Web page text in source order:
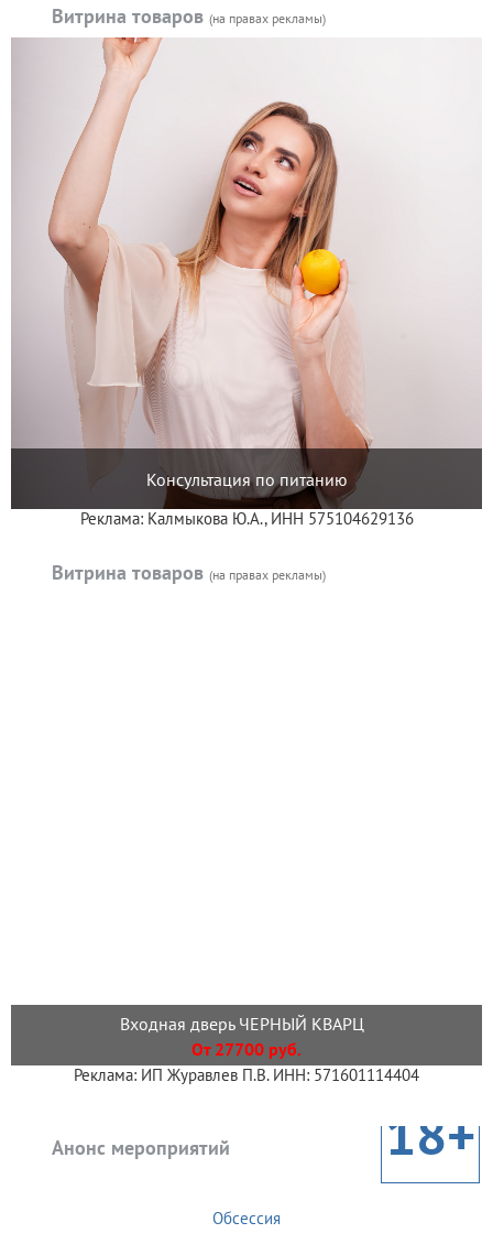
Витрина товаров (на правах рекламы)
Консультация по питанию
Реклама: Калмыкова Ю.А., ИНН 575104629136
Витрина товаров (на правах рекламы)
Входная дверь ЧЕРНЫЙ КВАРЦ
От 27700 руб.
Реклама: ИП Журавлев П.В. ИНН: 571601114404
Анонс мероприятий 18+
Обсессия